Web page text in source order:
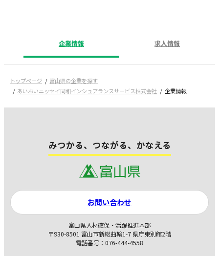
企業情報 求人情報
トップページ
富山県の企業を探す
あいおいニッセイ同和インシュアランスサービス株式会社
企業情報
みつかる、つながる、かなえる
富山県人材確保・活躍推進本部
〒930-8501 富山市新総曲輪1-7 県庁東別館2階
電話番号：076-444-4558
お問い合わせ